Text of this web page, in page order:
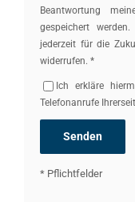
Beantwortung
gespeichert
jederzeit für die
widerrufen. *
Ich erkläre
Telefonanrufe
* Pflichtfelder